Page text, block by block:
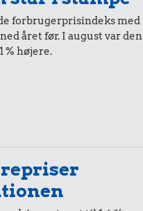
= 96,-
i dag
i dag
forbrugerprisindeks med
året før. I august var den
% højere.